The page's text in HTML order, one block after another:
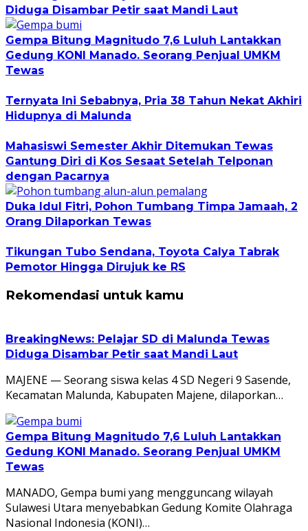
Diduga Disambar Petir saat Mandi Laut
Gempa Bitung Magnitudo 7,6 Luluh Lantakkan
Gedung KONI Manado. Seorang Penjual UMKM
Tewas
Ternyata Ini Sebabnya, Pria 38 Tahun Nekat Akhiri
Hidupnya di Malunda
Mahasiswi Semester Akhir Ditemukan Tewas
Gantung Diri di Kos Sesaat Setelah Telponan
dengan Pacarnya
Duka Idul Fitri, Pohon Tumbang Timpa Jamaah, 2
Orang Dilaporkan Tewas
Tikungan Tubo Sendana, Toyota Calya Tabrak
Pemotor Hingga Dirujuk ke RS
Rekomendasi untuk kamu
BreakingNews: Pelajar SD di Malunda Tewas
Diduga Disambar Petir saat Mandi Laut
MAJENE — Seorang siswa kelas 4 SD Negeri 9 Sasende,
Kecamatan Malunda, Kabupaten Majene, dilaporkan…
Gempa Bitung Magnitudo 7,6 Luluh Lantakkan
Gedung KONI Manado. Seorang Penjual UMKM
Tewas
MANADO, Gempa bumi yang mengguncang wilayah
Sulawesi Utara menyebabkan Gedung Komite Olahraga
Nasional Indonesia (KONI)…